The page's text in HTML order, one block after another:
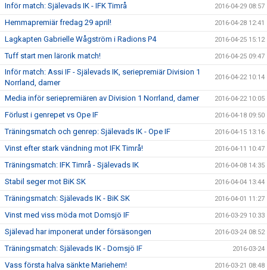
Inför match: Själevads IK - IFK Timrå 2016-04-29 08:57
Hemmapremiär fredag 29 april! 2016-04-28 12:41
Lagkapten Gabrielle Wågström i Radions P4 2016-04-25 15:12
Tuff start men lärorik match! 2016-04-25 09:47
Inför match: Assi IF - Själevads IK, seriepremiär Division 1
Norrland, damer
2016-04-22 10:14
Media inför seriepremiären av Division 1 Norrland, damer 2016-04-22 10:05
Förlust i genrepet vs Ope IF 2016-04-18 09:50
Träningsmatch och genrep: Själevads IK - Ope IF 2016-04-15 13:16
Vinst efter stark vändning mot IFK Timrå! 2016-04-11 10:47
Träningsmatch: IFK Timrå - Själevads IK 2016-04-08 14:35
Stabil seger mot BiK SK 2016-04-04 13:44
Träningsmatch: Själevads IK - BiK SK 2016-04-01 11:27
Vinst med viss möda mot Domsjö IF 2016-03-29 10:33
Själevad har imponerat under försäsongen 2016-03-24 08:52
Träningsmatch: Själevads IK - Domsjö IF 2016-03-24
Vass första halva sänkte Mariehem! 2016-03-21 08:48